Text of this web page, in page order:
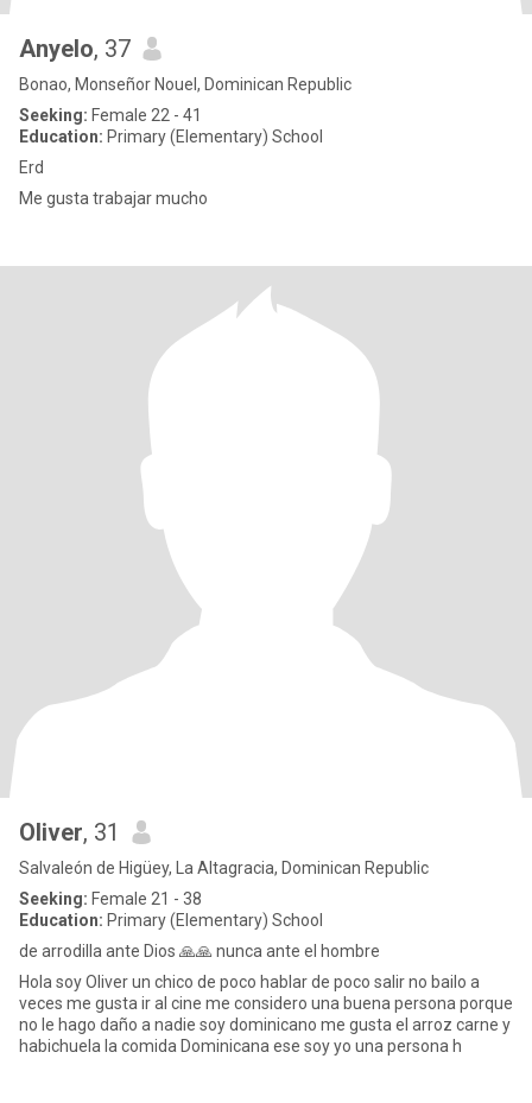
Anyelo, 37
Bonao, Monseñor Nouel, Dominican Republic
Seeking: Female 22 - 41
Education: Primary (Elementary) School
Erd
Me gusta trabajar mucho
Oliver, 31
Salvaleón de Higüey, La Altagracia, Dominican Republic
Seeking: Female 21 - 38
Education: Primary (Elementary) School
de arrodilla ante Dios 🙏🙏 nunca ante el hombre
Hola soy Oliver un chico de poco hablar de poco salir no bailo a
veces me gusta ir al cine me considero una buena persona porque
no le hago daño a nadie soy dominicano me gusta el arroz carne y
habichuela la comida Dominicana ese soy yo una persona h